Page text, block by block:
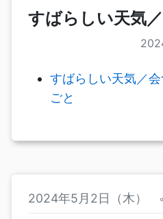
すばらしい天気
すばらしい天気／
ごと
2024年5月2日（木）